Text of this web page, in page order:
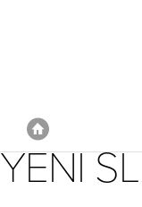
Anasayfa
YENI